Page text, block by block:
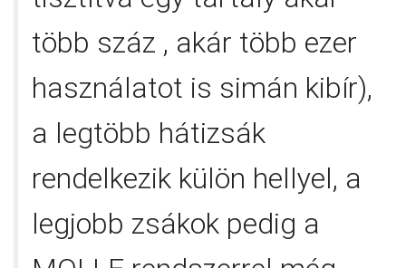
több száz , akár több ezer
használatot is simán kibír),
a legtöbb hátizsák
rendelkezik külön hellyel, a
legjobb zsákok pedig a